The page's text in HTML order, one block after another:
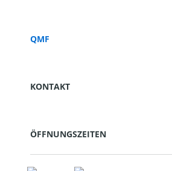
QMF
KONTAKT
ÖFFNUNGSZEITEN